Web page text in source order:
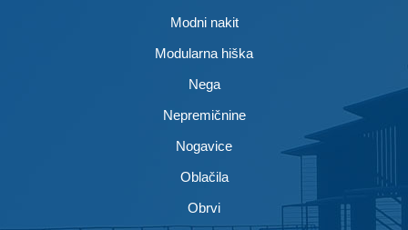
Modni nakit
Modularna hiška
Nega
Nepremičnine
Nogavice
Oblačila
Obrvi